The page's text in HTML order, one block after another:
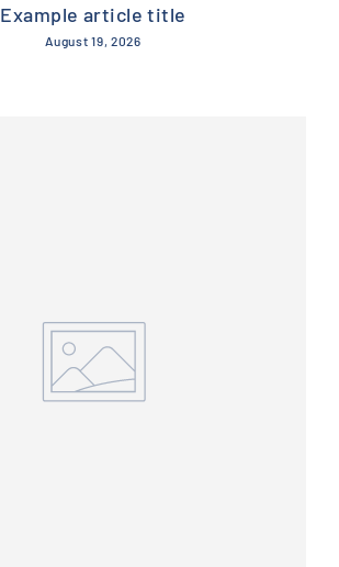
Example article title
August 19, 2026